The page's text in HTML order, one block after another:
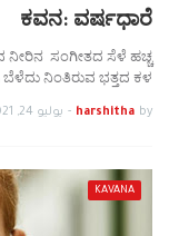
ಕವನ: ವರ್ಷಧಾರೆ
ನೀರಿನ ಸಂಗೀತದ ಸೆಳೆ ಹಚ್ಚ
ಬೆಳೆದು ನಿಂತಿರುವ ಭತ್ತದ ಕಳ…
by
harshitha
- يوليو 24, 2021
KAVANA